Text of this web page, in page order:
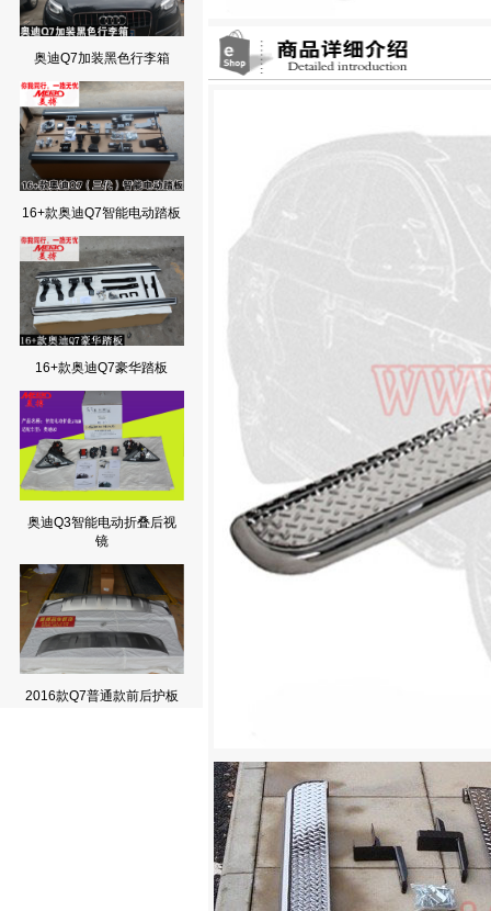
奥迪Q7加装黑色行李箱
16+款奥迪Q7智能电动踏板
16+款奥迪Q7豪华踏板
奥迪Q3智能电动折叠后视
镜
2016款Q7普通款前后护板